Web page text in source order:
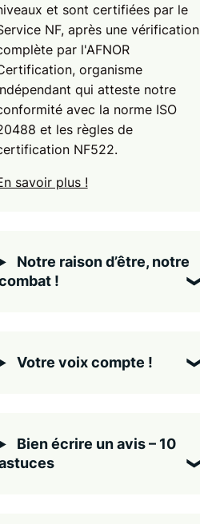
et sont certifiées par le
NF, après une vérification
par l'AFNOR
organisme
qui atteste notre
avec la norme ISO
et les règles de
NF522.
savoir plus !
Notre raison d’être, notre
!
Votre voix compte !
Bien écrire un avis – 10